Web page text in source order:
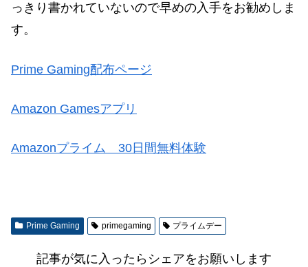
っきり書かれていないので早めの入手をお勧めしま
す。
Prime Gaming配布ページ
Amazon Gamesアプリ
Amazonプライム 30日間無料体験
Prime Gaming primegaming プライムデー
記事が気に入ったらシェアをお願いします